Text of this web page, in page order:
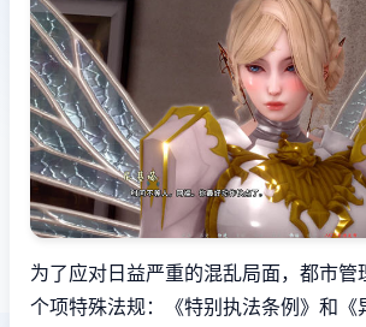
为了应对日益严重的混乱局面，都市管
个项特殊法规：《特别执法条例》和《